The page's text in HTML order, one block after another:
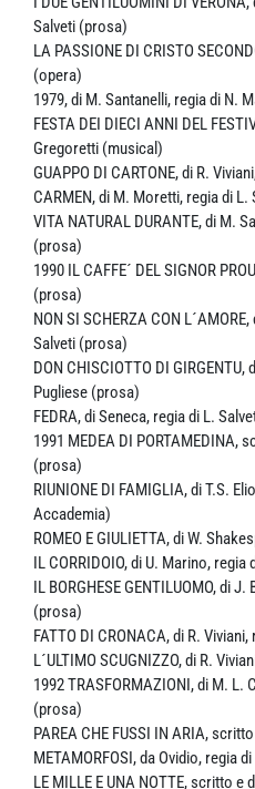
Salveti (prosa)
LA PASSIONE DI CRISTO
(opera)
1979, di M. Santanelli, regia di N.
FESTA DEI DIECI ANNI DEL
Gregoretti (musical)
GUAPPO DI CARTONE, di R.
CARMEN, di M. Moretti, regia di
VITA NATURAL DURANTE, di M.
(prosa)
1990 IL CAFFE´ DEL SIGNOR
(prosa)
NON SI SCHERZA CON
Salveti (prosa)
DON CHISCIOTTO DI
Pugliese (prosa)
FEDRA, di Seneca, regia di L.
1991 MEDEA DI PORTAMEDINA,
(prosa)
RIUNIONE DI FAMIGLIA, di T.S.
Accademia)
ROMEO E GIULIETTA, di W.
IL CORRIDOIO, di U. Marino,
IL BORGHESE GENTILUOMO, di
(prosa)
FATTO DI CRONACA, di R.
L´ULTIMO SCUGNIZZO, di R.
1992 TRASFORMAZIONI, di M.
(prosa)
PAREA CHE FUSSI IN ARIA,
METAMORFOSI, da Ovidio, regia
LE MILLE E UNA NOTTE, scritto